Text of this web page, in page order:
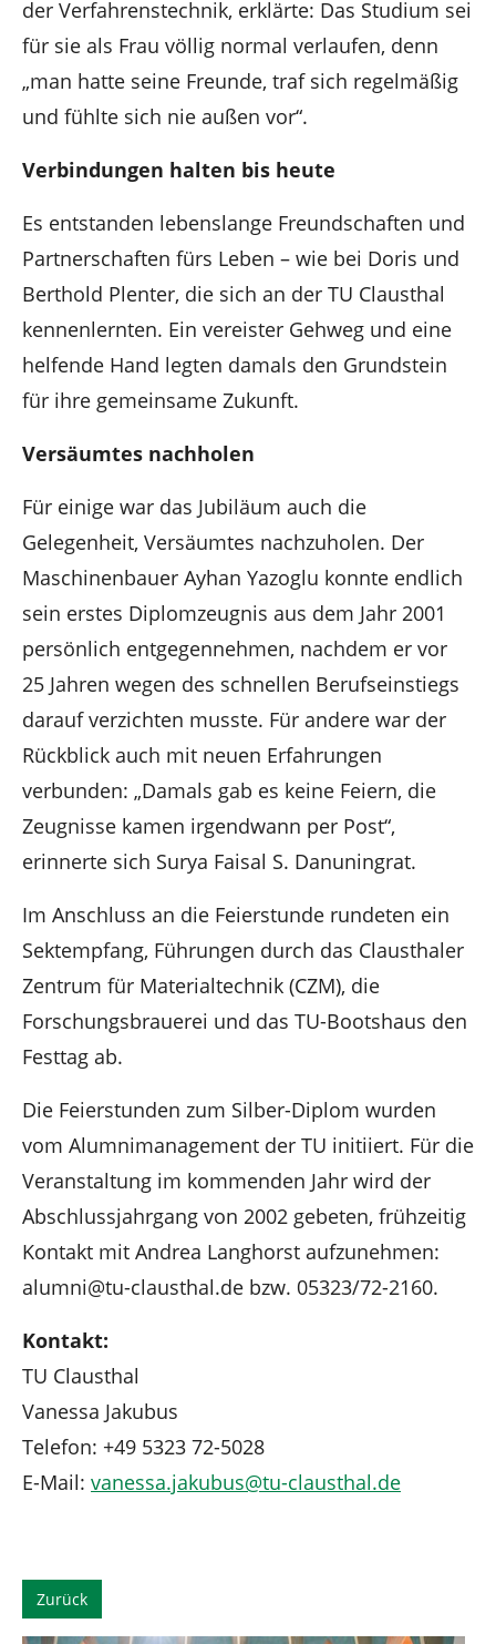
der Verfahrenstechnik, erklärte: Das Studium sei
für sie als Frau völlig normal verlaufen, denn
„man hatte seine Freunde, traf sich regelmäßig
und fühlte sich nie außen vor“.
Verbindungen halten bis heute
Es entstanden lebenslange Freundschaften und
Partnerschaften fürs Leben – wie bei Doris und
Berthold Plenter, die sich an der TU Clausthal
kennenlernten. Ein vereister Gehweg und eine
helfende Hand legten damals den Grundstein
für ihre gemeinsame Zukunft.
Versäumtes nachholen
Für einige war das Jubiläum auch die
Gelegenheit, Versäumtes nachzuholen. Der
Maschinenbauer Ayhan Yazoglu konnte endlich
sein erstes Diplomzeugnis aus dem Jahr 2001
persönlich entgegennehmen, nachdem er vor
25 Jahren wegen des schnellen Berufseinstiegs
darauf verzichten musste. Für andere war der
Rückblick auch mit neuen Erfahrungen
verbunden: „Damals gab es keine Feiern, die
Zeugnisse kamen irgendwann per Post“,
erinnerte sich Surya Faisal S. Danuningrat.
Im Anschluss an die Feierstunde rundeten ein
Sektempfang, Führungen durch das Clausthaler
Zentrum für Materialtechnik (CZM), die
Forschungsbrauerei und das TU-Bootshaus den
Festtag ab.
Die Feierstunden zum Silber-Diplom wurden
vom Alumnimanagement der TU initiiert. Für die
Veranstaltung im kommenden Jahr wird der
Abschlussjahrgang von 2002 gebeten, frühzeitig
Kontakt mit Andrea Langhorst aufzunehmen:
alumni@tu-clausthal.de bzw. 05323/72-2160.
Kontakt:
TU Clausthal
Vanessa Jakubus
Telefon: +49 5323 72-5028
E-Mail: vanessa.jakubus@tu-clausthal.de
Zurück